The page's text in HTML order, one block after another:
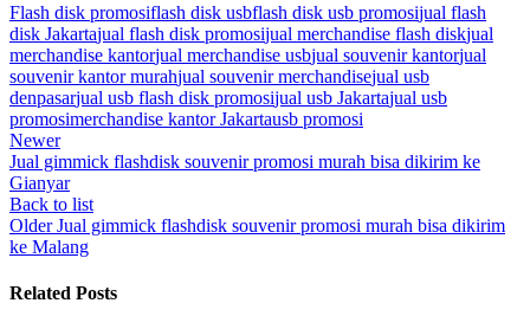
Flash disk promosiflash disk usbflash disk usb promosijual flash
disk Jakartajual flash disk promosijual merchandise flash diskjual
merchandise kantorjual merchandise usbjual souvenir kantorjual
souvenir kantor murahjual souvenir merchandisejual usb
denpasarjual usb flash disk promosijual usb Jakartajual usb
promosimerchandise kantor Jakartausb promosi
Newer
Jual gimmick flashdisk souvenir promosi murah bisa dikirim ke
Gianyar
Back to list
Older Jual gimmick flashdisk souvenir promosi murah bisa dikirim
ke Malang
Related Posts